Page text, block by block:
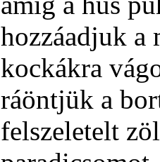
hozzáadjuk a
kockákra
ráöntjük a
felszeletelt